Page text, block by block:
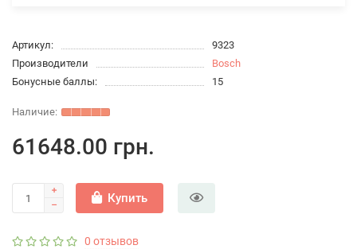
Артикул:
9323
Производители
Bosch
Бонусные баллы:
15
61648.00 грн.
Купить
0 отзывов